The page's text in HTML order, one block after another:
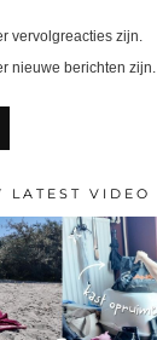
vervolgreacties zijn.
nieuwe berichten zijn.
LATEST VIDEO